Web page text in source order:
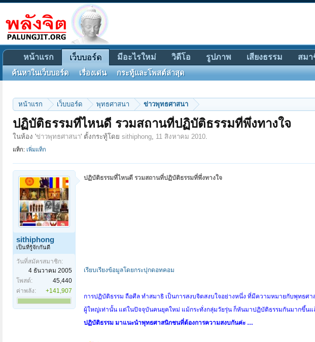
หน้าแรก เว็บบอร์ด พุทธศาสนา ข่าวพุทธศาสนา
ปฏิบัติธรรมที่ไหนดี รวมสถานที่ปฏิบัติธรรมที่พึ่งทางใจ
ในห้อง 'ข่าวพุทธศาสนา' ตั้งกระทู้โดย sithiphong, 11 สิงหาคม 2010.
แท็ก: เพิ่มแท็ก
sithiphong
เป็นที่รู้จักกันดี
วันที่สมัครสมาชิก:
4 ธันวาคม 2005
โพสต์:
45,440
ค่าพลัง:
+141,907
ปฏิบัติธรรมที่ไหนดี รวมสถานที่ปฏิบัติธรรมที่พึ่งทางใจ
เรียบเรียงข้อมูลโดยกระปุกดอทคอม
การปฏิบัติธรรม ถือศีล ทำสมาธิ เป็นการสงบจิตสงบใจอย่างหนึ่ง ที่มีความหมายกับพุทธศ
ผู้ใหญ่เท่านั้น แต่ในปัจจุบันคนยุคใหม่ แม้กระทั่งกลุ่มวัยรุ่น ก็หันมาปฏิบัติธรรมกันมากขึ้นแ
ปฏิบัติธรรม มาแนะนำพุทธศาสนิกชนที่ต้องการความสงบกันค่ะ …
หน้าแรก เว็บบอร์ด
ค้นหาในเว็บบอร์ด เรื่องเด่น กระทู้และโพสต์ล่าสุด
มีอะไรใหม่ วิดีโอ รูปภาพ เสียงธรรม สมา